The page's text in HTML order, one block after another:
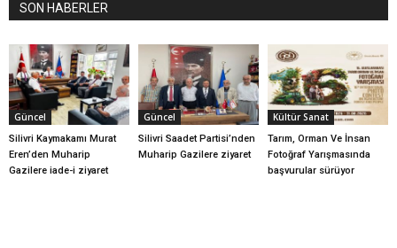
SON HABERLER
Güncel
Silivri Kaymakamı Murat
Eren’den Muharip
Gazilere iade-i ziyaret
Güncel
Silivri Saadet Partisi’nden
Muharip Gazilere ziyaret
Kültür Sanat
Tarım, Orman Ve İnsan
Fotoğraf Yarışmasında
başvurular sürüyor